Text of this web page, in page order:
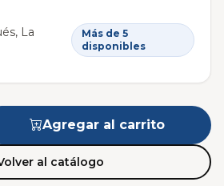
La
Más de 5
disponibles
Agregar al carrito
al catálogo